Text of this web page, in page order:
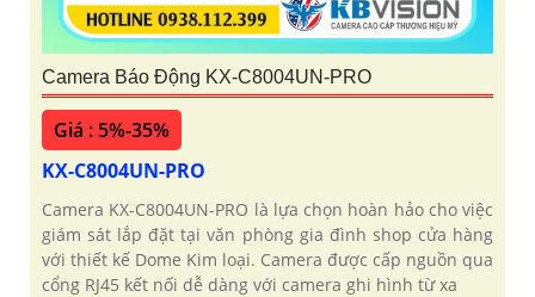
Camera Báo Động KX-C8004UN-PRO
Giá : 5%-35%
KX-C8004UN-PRO
Camera KX-C8004UN-PRO là lựa chọn hoàn hảo cho việc
giám sát lắp đặt tại văn phòng gia đình shop cửa hàng
với thiết kế Dome Kim loại. Camera được cấp nguồn qua
cổng RJ45 kết nối dễ dàng với camera ghi hình từ xa